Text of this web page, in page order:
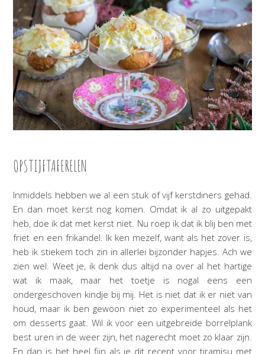
OPSTIJFTAFERELEN
Inmiddels hebben we al een stuk of vijf kerstdiners gehad.
En dan moet kerst nog komen. Omdat ik al zo uitgepakt
heb, doe ik dat met kerst niet. Nu roep ik dat ik blij ben met
friet en een frikandel. Ik ken mezelf, want als het zover is,
heb ik stiekem toch zin in allerlei bijzonder hapjes. Ach we
zien wel. Weet je, ik denk dus altijd na over al het hartige
wat ik maak, maar het toetje is nogal eens een
ondergeschoven kindje bij mij. Het is niet dat ik er niet van
houd, maar ik ben gewoon niet zo experimenteel als het
om desserts gaat. Wil ik voor een uitgebreide borrelplank
best uren in de weer zijn, het nagerecht moet zo klaar zijn.
En dan is het heel fijn als je dit recept voor tiramisu met